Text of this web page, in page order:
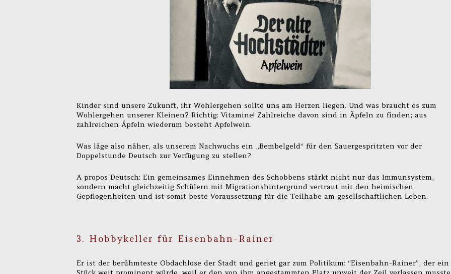
Kinder sind unsere Zukunft, ihr Wohlergehen sollte uns am Herzen liegen. Und was braucht es zum
Wohlergehen unserer Kleinen? Richtig: Vitamine! Zahlreiche davon sind in Äpfeln zu finden; aus
zahlreichen Äpfeln wiederum besteht Apfelwein.
Was läge also näher, als unserem Nachwuchs ein „Bembelgeld“ für den Sauergespritzten vor der
Doppelstunde Deutsch zur Verfügung zu stellen?
A propos Deutsch: Ein gemeinsames Einnehmen des Schobbens stärkt nicht nur das Immunsystem,
sondern macht gleichzeitig Schülern mit Migrationshintergrund vertraut mit den heimischen
Gepflogenheiten und ist somit beste Voraussetzung für die Teilhabe am gesellschaftlichen Leben.
3. Hobbykeller für Eisenbahn-Rainer
Er ist der berühmteste Obdachlose der Stadt und geriet gar zum Politikum: “Eisenbahn-Rainer”, der ein